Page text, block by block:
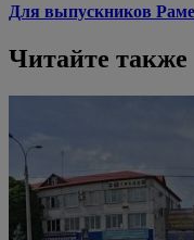
Для выпускников
Читайте также